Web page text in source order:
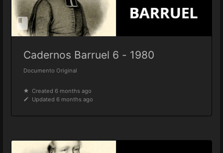
Cadernos Barruel 6 - 1980
Documento Original
Created 6 months ago
Updated 6 months ago